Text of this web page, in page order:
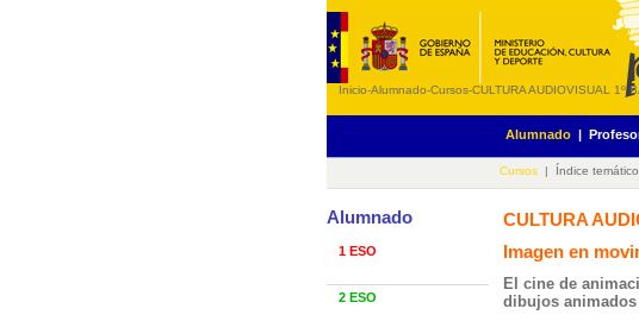
Inicio-Alumnado-Cursos-CULTURA AUDIOVISUAL 1º
Alumnado |
Cursos | Índice temático
Alumnado
1 ESO
2 ESO
CULTURA
Imagen en
El cine de
dibujos animados